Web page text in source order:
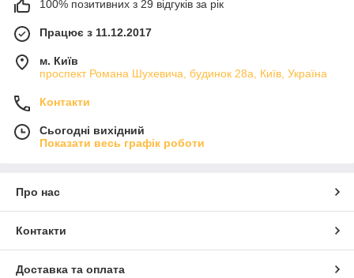
100% позитивних з 29 відгуків за рік
Працює з 11.12.2017
м. Київ
проспект Романа Шухевича, будинок 28а, Київ, Україна
Контакти
Сьогодні вихідний
Показати весь графік роботи
Про нас
Контакти
Доставка та оплата